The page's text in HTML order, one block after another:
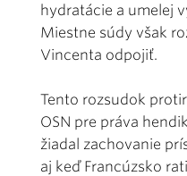
hydratácie a umelej
Miestne súdy však
Vincenta odpojiť.
Tento rozsudok
OSN pre práva
žiadal zachovanie
aj keď Francúzsko